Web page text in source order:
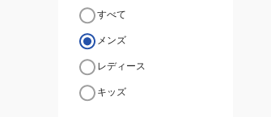
すべて
メンズ
レディース
キッズ